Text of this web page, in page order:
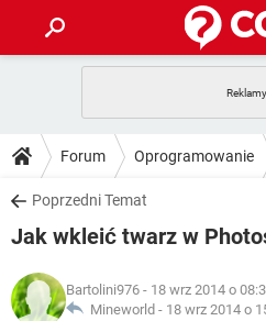
GRY
SPOTIFY
INSTAGRAM
WINDOWS 10
PORADY
PlayStation
INSTAGRAM
DO POBRANIA
ANDROID
GRY
IOS
COVID-19
ARTYKUŁY
Forum Oprogramowanie
Poprzedni Temat
Jak wkleić twarz w
Bartolini976 - 18 wrz 2014 o
Mineworld - 18 wrz 2014 o